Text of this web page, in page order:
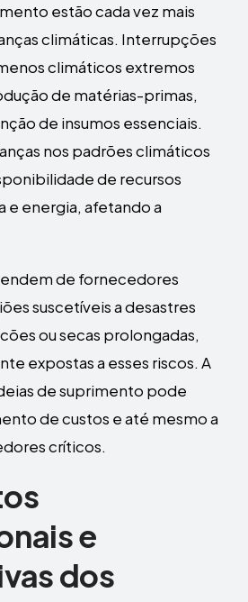
estão cada vez mais
climáticas. Interrupções
climáticos extremos
de matérias-primas,
de insumos essenciais.
nos padrões climáticos
de recursos
e energia, afetando a
de fornecedores
suscetíveis a desastres
ou secas prolongadas,
expostas a esses riscos. A
de suprimento pode
de custos e até mesmo a
críticos.
e
dos